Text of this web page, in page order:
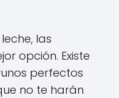
las
opción. Existe
perfectos
no te harán